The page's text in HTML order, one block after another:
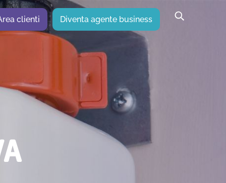
clienti Diventa agente business